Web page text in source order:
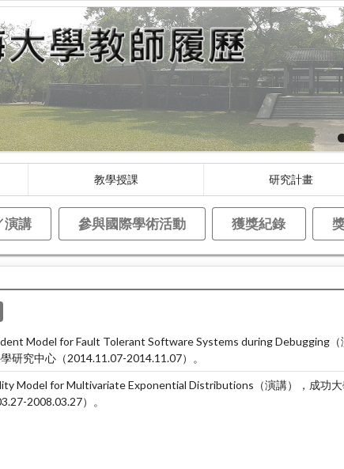
教學授課 研究計畫
演講 參與國際學術活動 獲獎紀錄
Model for Fault Tolerant Software Systems during Debugging（
研究中心（2014.11.07-2014.11.07）。
Model for Multivariate Exponential Distributions（演講），成功
2008.03.27）。